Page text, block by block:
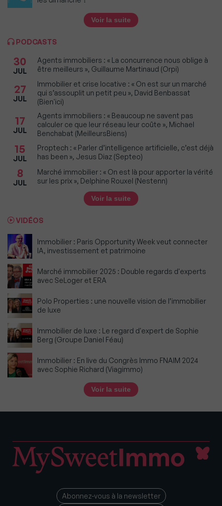
Voir la suite
PODCASTS
30
JUL
Agents immobiliers : « La concurrence nous oblige à
être meilleurs », Guillaume Martinaud (Orpi)
27
JUL
Immobilier et crise locative : « On est sur un marché
qui s’assouplit un petit peu », David Benbassat
(Bien'ici)
17
JUL
Agents immobiliers : « Beaucoup ne savent pas
calculer ce que leur réseau leur coûte », Michael
Benchabat (MeilleursBiens)
15
JUL
Proptech : « Parler d’intelligence artificielle, c’est déjà
has been », Jesus Diaz (Septeo)
8
JUL
Marché immobilier : « On est là pour apporter la vérité
sur les prix », Delphine Rouxel (Nestenn)
Voir la suite
VIDÉOS
Immobilier : Paris Opportunity Week veut connecter
IA, investissement et patrimoine
Marché immobilier 2025 : Double regards d'experts
avec SeLoger et ERA
Polo Properties : une nouvelle vision de l’immobilier
de luxe
Immobilier de luxe : Le regard d'expert de Sophie
Berg (Groupe Daniel Féau)
Immobilier : En live du Congrès Immo FNAIM 2024
avec Sophie Richard (Viagimmo)
Voir la suite
Abonnez-vous à la newsletter